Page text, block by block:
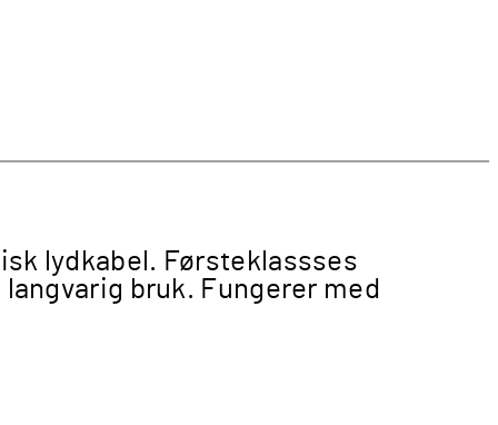
lydkabel. Førsteklassses
bruk. Fungerer med